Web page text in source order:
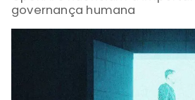
governança humana